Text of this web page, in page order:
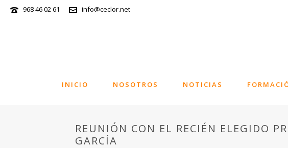
968 46 02 61 info@ceclor.net
INICIO NOSOTROS NOTICIAS
REUNIÓN CON EL RECIÉN ELEGIDO
GARCÍA